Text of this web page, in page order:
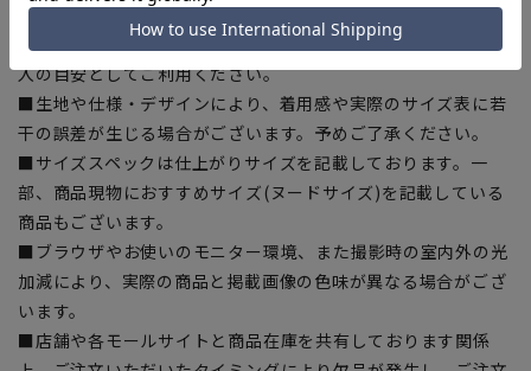
ある場合がございますので、予めご了承ください。
■ゆとり感には個人差があります。サイズ表を確認の上、ご購
入の目安としてご利用ください。
■生地や仕様・デザインにより、着用感や実際のサイズ表に若
干の誤差が生じる場合がございます。予めご了承ください。
■サイズスペックは仕上がりサイズを記載しております。一
部、商品現物におすすめサイズ(ヌードサイズ)を記載している
商品もございます。
■ブラウザやお使いのモニター環境、また撮影時の室内外の光
加減により、実際の商品と掲載画像の色味が異なる場合がござ
います。
■店舗や各モールサイトと商品在庫を共有しております関係